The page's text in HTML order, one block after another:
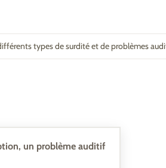
types de surdité et de problèmes
un problème auditif